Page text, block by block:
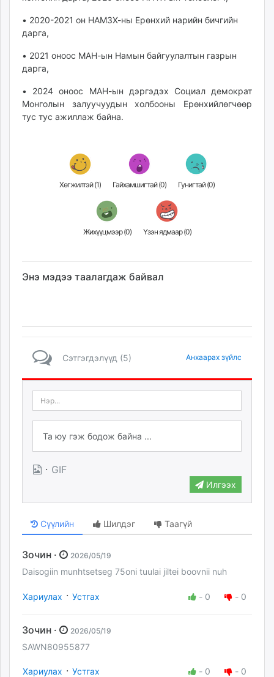
• 2020-2021 он НАМЗХ-ны Ерөнхий нарийн бичгийн
дарга,
• 2021 оноос МАН-ын Намын байгуулалтын газрын
дарга,
• 2024 оноос МАН-ын дэргэдэх Социал демократ
Монголын залуучуудын холбооны Ерөнхийлөгчөөр
тус тус ажиллаж байна.
Хөгжилтэй (1) Гайхамшигтай (0) Гунигтай (0)
Жихүүцмээр (0) Үзэн ядмаар (0)
Энэ мэдээ таалагдаж байвал
Сэтгэгдэлүүд (5) Анхаарах зүйлс
· GIF
Илгээх
Сүүлийн Шилдэг Таагүй
Зочин · 2026/05/19
Daisogiin munhtsetseg 75oni tuulai jiltei boovnii nuh
Хариулах · Устгах - 0 - 0
Зочин · 2026/05/19
SAWN80955877
Хариулах · Устгах - 0 - 0